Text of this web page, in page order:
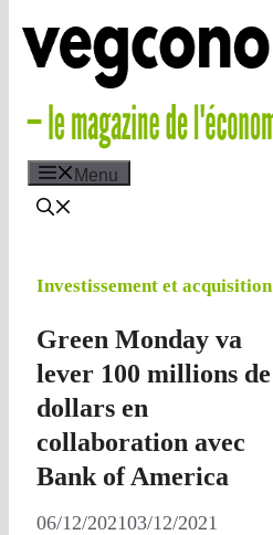
Menu
Investissement et acquisition
Green Monday va
lever 100 millions de
dollars en
collaboration avec
Bank of America
06/12/202103/12/2021